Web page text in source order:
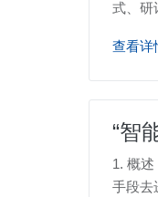
式、研
查看详
“智
1. 概
手段去